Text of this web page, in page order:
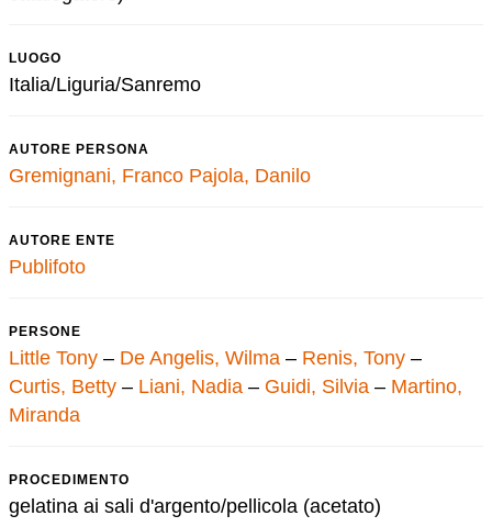
LUOGO
Italia/Liguria/Sanremo
AUTORE PERSONA
Gremignani, Franco Pajola, Danilo
AUTORE ENTE
Publifoto
PERSONE
Little Tony – De Angelis, Wilma – Renis, Tony –
Curtis, Betty – Liani, Nadia – Guidi, Silvia – Martino,
Miranda
PROCEDIMENTO
gelatina ai sali d'argento/pellicola (acetato)